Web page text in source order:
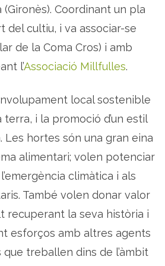
Coordinant un pla
cultiu, i va associar-se
de la Coma Cros) i amb
l’Associació Millfulles.
local sostenible
i la promoció d’un estil
hortes són una gran eina
alimentari; volen potenciar
climàtica i als
També volen donar valor
recuperant la seva història i
esforços amb altres agents
treballen dins de l’àmbit